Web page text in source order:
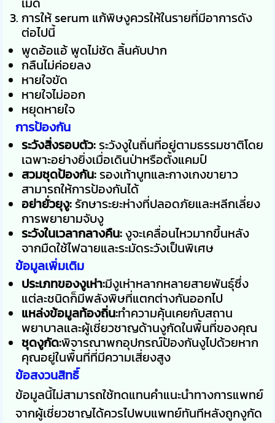
การให้ serum แก้พิษงูควรให้ในรายที่มีอาการดัง
ต่อไปนี้
พูดอ้อแอ้ พูดไม่ชัด ลิ้นคับปาก
กลืนไม่ค่อยลง
หายใจขัด
หายใจไม่ออก
หยุดหายใจ
การป้องกัน
ระวังสิ่งรอบตัว: ระวังงูในถิ่นที่อยู่ตามธรรมชาติโดย
เฉพาะอย่างยิ่งเมื่อเดินป่าหรือตั้งแคมป์
สวมชุดป้องกัน: รองเท้าบูทและกางเกงขายาว
สามารถให้การป้องกันได้
อย่ายั่วยุงู: รักษาระยะห่างที่ปลอดภัยและหลีกเลี่ยง
การพยายามจับงู
ระวังในเวลากลางคืน:งูจะเคลื่อนไหวมากขึ้นหลัง
จากมืดใช้ไฟฉายและระมัดระวังเป็นพิเศษ
ข้อมูลเพิ่มเติม
ประเภทของงูเห่า:มีงูเห่าหลากหลายสายพันธุ์ซึ่ง
แต่ละชนิดก็มีพลังพิษที่แตกต่างกันออกไป
แหล่งข้อมูลท้องถิ่น:ทำความคุ้นเคยกับสถาน
พยาบาลและผู้เชี่ยวชาญด้านงูกัดในพื้นที่ของคุณ
ชุดงูกัด:พิจารณาพกอุปกรณ์ป้องกันงูไปด้วยหาก
คุณอยู่ในพื้นที่ที่มีความเสี่ยงสูง
ข้อสงวนสิทธิ์
ข้อมูลนี้ไม่สามารถใช้ทดแทนคำแนะนำทางการแพทย์
จากผู้เชี่ยวชาญได้ควรไปพบแพทย์ทันทีหลังถูกงูกัด